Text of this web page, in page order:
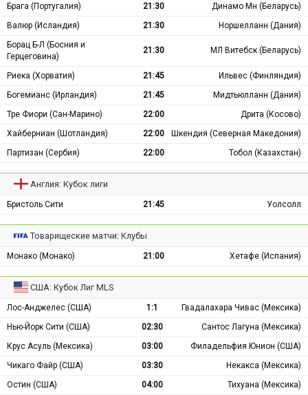
Брага (Португалия)
21:30
Динамо Мн (Беларусь)
Валюр (Исландия)
21:30
Норшелланн (Дания)
Борац Б-Л (Босния и
Герцеговина)
21:30 МЛ Витебск (Беларусь)
Риека (Хорватия) 21:45
Ильвес (Финляндия)
Богемианс (Ирландия)
21:45
Мидтьюлланн (Дания)
Тре Фиори (Сан-Марино)
22:00
Дрита (Косово)
Хайберниан (Шотландия)
22:00
Шкендия (Северная Македония)
Партизан (Сербия)
22:00 Тобол (Казахстан)
Англия: Кубок лиги
Бристоль Сити 21:45 Уолсолл
Товарищеские матчи: Клубы
Монако (Монако) 21:00 Хетафе (Испания)
США: Кубок Лиг MLS
Лос-Анджелес (США) 1:1
Гвадалахара Чивас (Мексика)
Нью-Йорк Сити (США)
02:30
Сантос Лагуна (Мексика)
Крус Асуль (Мексика)
03:00
Филадельфия Юнион (США)
Чикаго Файр (США)
03:30
Некакса (Мексика)
Остин (США)
04:00 Тихуана (Мексика)